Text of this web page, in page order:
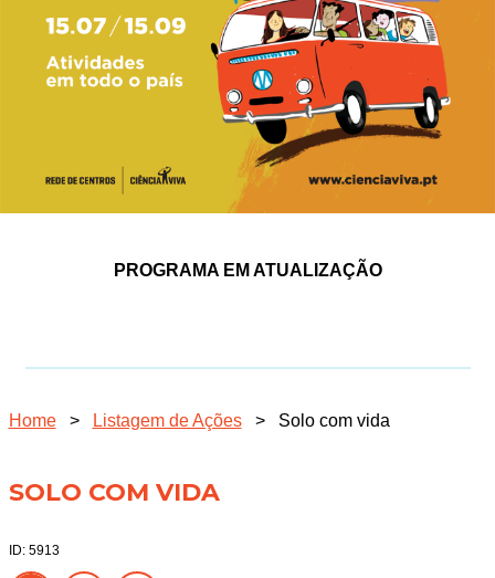
PROGRAMA EM ATUALIZAÇÃO
Home > Listagem de Ações > Solo com vida
SOLO COM VIDA
ID: 5913